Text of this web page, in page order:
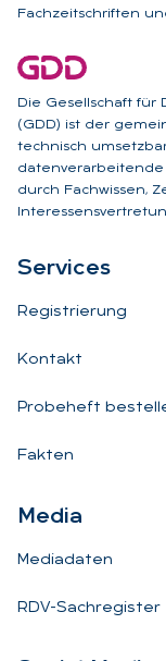
Fachzeitschriften
Die Gesellschaft für
(GDD) ist der
technisch
datenverarbeitende
durch Fachwissen,
Ser­vices
Registrierung
Kontakt
Probeheft
Fakten
Me­dia
Mediadaten
RDV-Sachregister